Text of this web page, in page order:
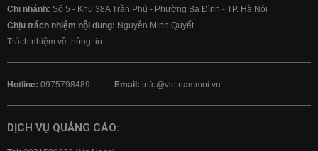
Chi nhánh: Số 5 - Khu 38A Trần Phú - Phường Ba Đình - TP. Hà Nội
Chịu trách nhiệm nội dung: Nguyễn Minh Quyết
Trách nhiệm về thông tin
Hotline: 0975798489 Email: info@vietnammoi.vn
DỊCH VỤ QUẢNG CÁO: